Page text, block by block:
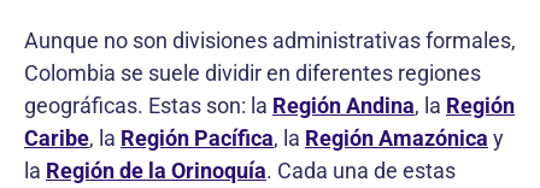
Aunque no son divisiones administrativas formales,
Colombia se suele dividir en diferentes regiones
geográficas. Estas son: la Región Andina, la Región
Caribe, la Región Pacífica, la Región Amazónica y
la Región de la Orinoquía. Cada una de estas